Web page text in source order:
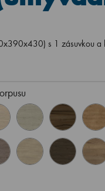
s 1 zásuvkou a